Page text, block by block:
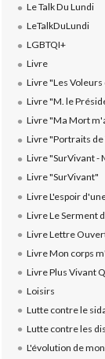
Le Talk Du Lundi
LeTalkDuLundi
LGBTQI+
Livre
Livre "Les Voleurs
Livre "M. le
Livre "Ma Mort
Livre "Portraits de
Livre "SurVivant -
Livre "SurVivant"
Livre L'espoir
Livre Le Serment
Livre Lettre
Livre Mon corps
Livre Plus Vivant
Loisirs
Lutte contre le
Lutte contre les
L'évolution de